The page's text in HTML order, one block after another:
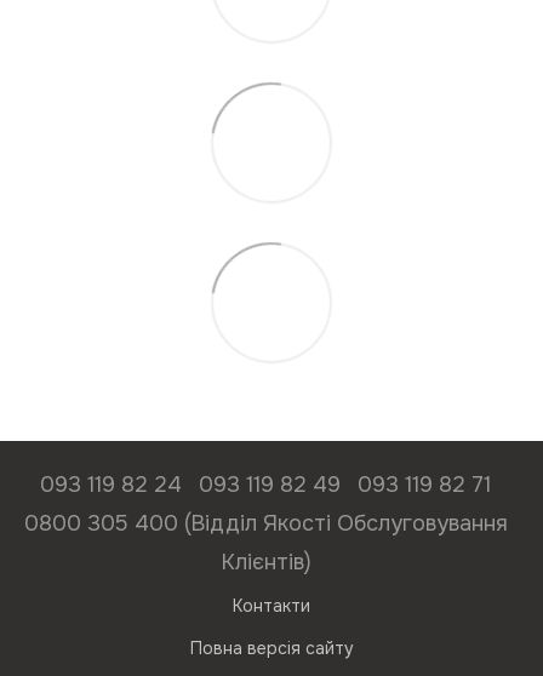
093 119 82 24 093 119 82 49
093 119 82 71
0800 305 400 (Відділ Якості Обслуговування
Клієнтів)
Контакти
Повна версія сайту